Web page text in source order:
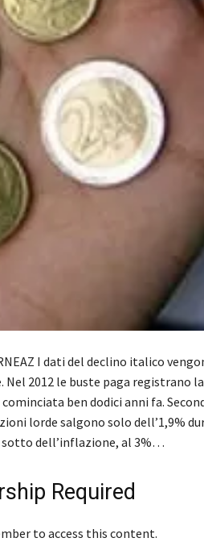
I dati del declino italico
2012 le buste paga registrano
ben dodici anni fa.
lorde salgono solo dell’1,9%
dell’inflazione, al 3%…
Required
to access this content.